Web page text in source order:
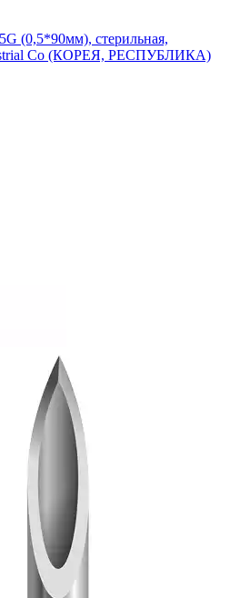
(0,5*90мм), стерильная,
Co (КОРЕЯ, РЕСПУБЛИКА)